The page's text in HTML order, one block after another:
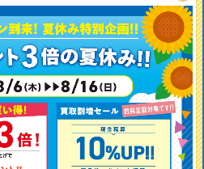
釣り情報を
投稿する